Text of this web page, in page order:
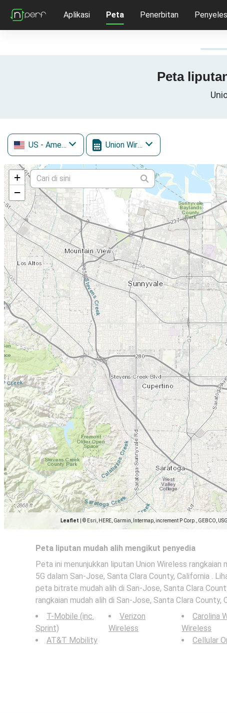
Aplikasi Peta Penerbitan
Peta
US - Amerika Syarikat Union Wireless
+
−
Leaflet © Esri, HERE, Garmin, Intermap, increment P Corp., GEBCO,
Peta liputan mudah alih mengikut penyedia
Peta ini menunjukkan liputan Union Wireless rangkaian
5G dalam San-Jose, Santa Clara County, California .
peta bitrate mudah alih di San-Jose, Santa Clara
rangkaian mudah alih di San-Jose, Santa Clara County,
T-Mobile (inc.
Sprint)
AT&T Mobility
Verizon
Wireless
Carolina
Wireless
Cellular